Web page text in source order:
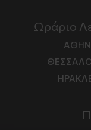
Ωράριο